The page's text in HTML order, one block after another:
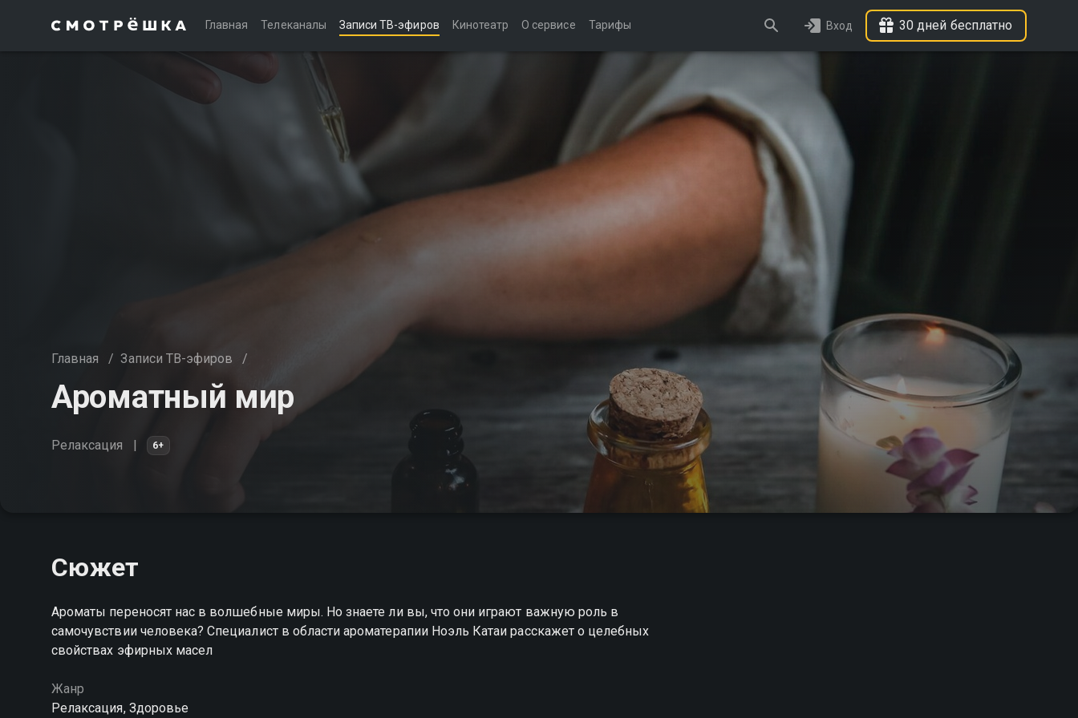
Главная Телеканалы Записи ТВ-эфиров Кинотеатр О сервисе Тарифы Вход 30 дней бесплатно
Главная / Записи ТВ-эфиров /
Ароматный мир
Релаксация 6+
Сюжет
Ароматы переносят нас в волшебные миры. Но знаете ли вы, что они играют важную роль в
самочувствии человека? Специалист в области ароматерапии Ноэль Катаи расскажет о целебных
свойствах эфирных масел
Жанр
Релаксация, Здоровье